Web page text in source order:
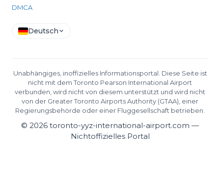
DMCA
Deutsch
Unabhängiges, inoffizielles Informationsportal. Diese Seite ist
nicht mit dem Toronto Pearson International Airport
verbunden, wird nicht von diesem unterstützt und wird nicht
von der Greater Toronto Airports Authority (GTAA), einer
Regierungsbehörde oder einer Fluggesellschaft betrieben.
© 2026 toronto-yyz-international-airport.com —
Nichtoffizielles Portal